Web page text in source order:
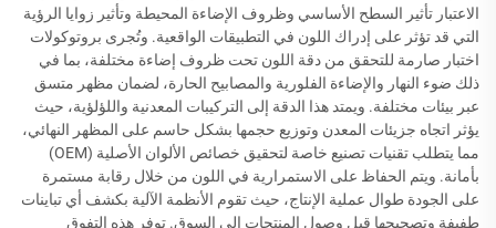
الاعتبار تأثير السطح الأساسي وظروف الإضاءة المحيطة وتأثير زوايا الرؤية
التي قد تؤثر على إدراك اللون في التطبيقات الواقعية. وتُجرى بروتوكولات
اختبار صارمة للتحقق من دقة اللون تحت ظروف إضاءة مختلفة، بما في
ذلك ضوء النهار والإضاءة الفلورية والمصابيح الحارة، لضمان مظهر متسق
عبر بيئات مختلفة. ويمتد هذا الدقة إلى التركيبات المعدنية واللؤلؤية، حيث
يؤثر اتجاه جزيئات المعدن وتوزيع حجمها بشكل حاسم على المظهر النهائي،
مما يتطلب تقنيات تصنيع خاصة لتحقيق خصائص الألوان الأصلية (OEM)
بأمانة. ويتم الحفاظ على الاستمرارية في اللون من خلال رقابة مستمرة
على الجودة طوال عملية الإنتاج، حيث تقوم الأنظمة الآلية بكشف أي تباينات
طفيفة وتصحيحها قبل وصول المنتجات إلى السوق. توفر هذه التفوق